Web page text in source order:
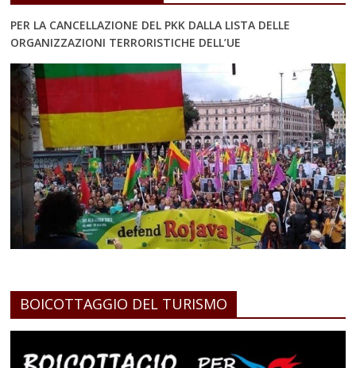
PER LA CANCELLAZIONE DEL PKK DALLA LISTA DELLE
ORGANIZZAZIONI TERRORISTICHE DELL’UE
BOICOTTAGGIO DEL TURISMO